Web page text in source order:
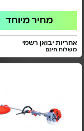
מחיר מיוחד
אחריות יבואן רשמי
משלוח חינם